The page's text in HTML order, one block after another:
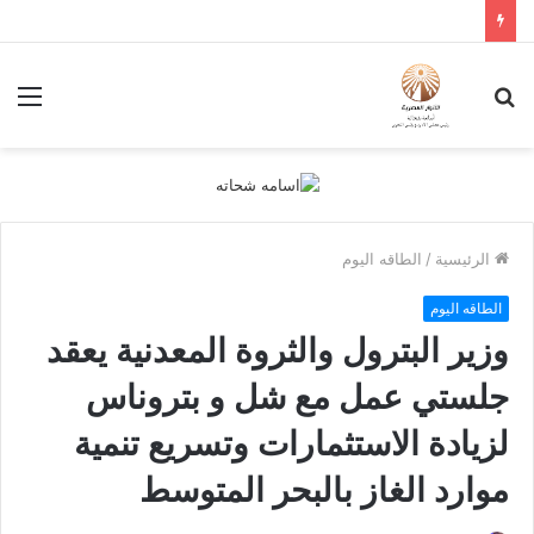
الرئيسية / الطاقه اليوم
الطاقه اليوم
وزير البترول والثروة المعدنية يعقد
جلستي عمل مع شل و بتروناس
لزيادة الاستثمارات وتسريع تنمية
موارد الغاز بالبحر المتوسط